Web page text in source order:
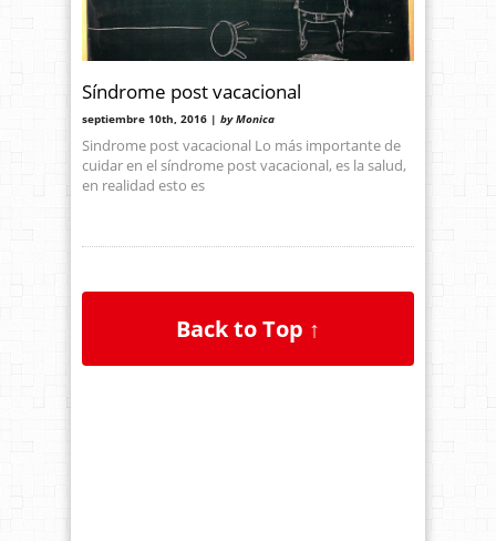
Síndrome post vacacional
septiembre 10th, 2016 | by Monica
Sindrome post vacacional Lo más importante de
cuidar en el síndrome post vacacional, es la salud,
en realidad esto es
Back to Top ↑